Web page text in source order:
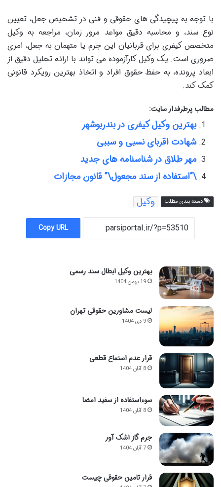
با توجه به پیچیدگی های حقوقی و فنی در تشخیص جعل، تعیین
نوع سند، و محاسبه دقیق مواعد مرور زمان، مراجعه به وکیل
متخصص کیفری برای قربانیان این جرم یا متهمان به جعل، امری
ضروری است. یک وکیل کارآزموده می تواند با ارائه تحلیل دقیق از
ابعاد پرونده، به حفظ حقوق افراد و اتخاذ بهترین رویکرد قانونی
کمک کند.
مطالب پرطرفدار سایت:
بهترین وکیل کیفری در بندربوشهر
شهادت اقربای نسبی و سببی
مهر طلاق در شناسنامه های جدید
\”استفاده از سند مجعول\” قانون مجازات
دسته بندی مطلب وکیل
Copy URL
بهترین وکیل ابطال سند رسمی
19 بهمن 1404
لیست مشاورین حقوقی تهران
9 دی 1404
قرار عدم استماع قطعی
8 آبان 1404
سوءاستفاده از سفید امضا
8 آبان 1404
جرم گاز اشک آور
7 آبان 1404
قرار تامین حقوقی چیست